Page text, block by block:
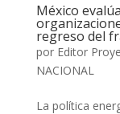
México
regreso del
por Editor
NACIONAL
La política